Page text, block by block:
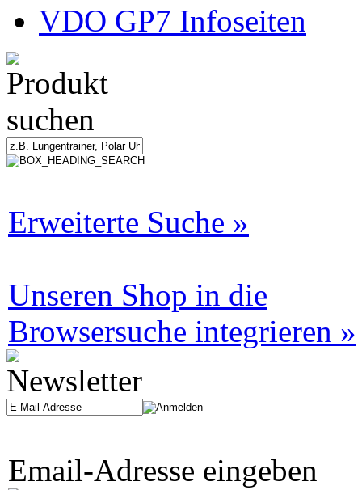
VDO GP7 Infoseiten
Erweiterte Suche »
Unseren Shop in die
Browsersuche integrieren »
Email-Adresse eingeben